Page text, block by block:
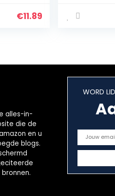
€11.89
metalen
alles-in-
die de
en u
blogs.
WORD